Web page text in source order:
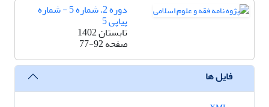
دوره 2، شماره 5 - شماره
پیاپی 5
تابستان 1402
صفحه77-92
فایل ها